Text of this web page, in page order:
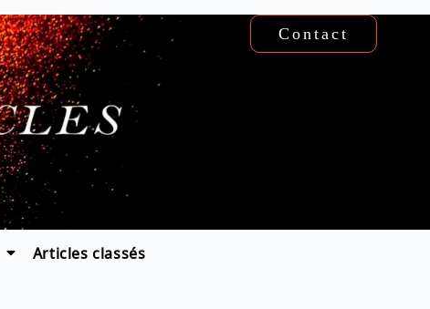
Contact
Articles classés